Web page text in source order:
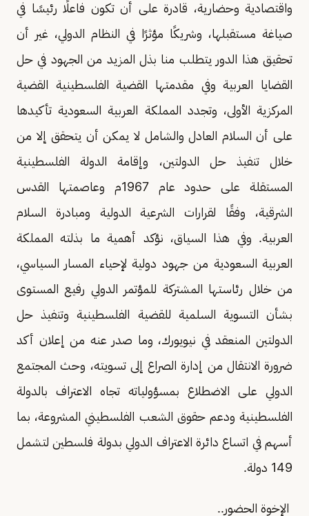
واقتصادية وحضارية، قادرة على أن تكون فاعلًا رئيسًا في
صياغة مستقبلها، وشريكًا مؤثرًا في النظام الدولي، غير أن
تحقيق هذا الدور يتطلب منا بذل المزيد من الجهود في حل
القضايا العربية وفي مقدمتها القضية الفلسطينية القضية
المركزية الأولى، وتجدد المملكة العربية السعودية تأكيدها
على أن السلام العادل والشامل لا يمكن أن يتحقق إلا من
خلال تنفيذ حل الدولتين، وإقامة الدولة الفلسطينية
المستقلة على حدود عام 1967م وعاصمتها القدس
الشرقية، وفقًا لقرارات الشرعية الدولية ومبادرة السلام
العربية. وفي هذا السياق، نؤكد أهمية ما بذلته المملكة
العربية السعودية من جهود دولية لإحياء المسار السياسي،
من خلال رئاستها المشتركة للمؤتمر الدولي رفيع المستوى
بشأن التسوية السلمية للقضية الفلسطينية وتنفيذ حل
الدولتين المنعقد في نيويورك، وما صدر عنه من إعلان أكد
ضرورة الانتقال من إدارة الصراع إلى تسويته، وحث المجتمع
الدولي على الاضطلاع بمسؤولياته تجاه الاعتراف بالدولة
الفلسطينية ودعم حقوق الشعب الفلسطيني المشروعة، بما
أسهم في اتساع دائرة الاعتراف الدولي بدولة فلسطين لتشمل
149 دولة.
الإخوة الحضور..